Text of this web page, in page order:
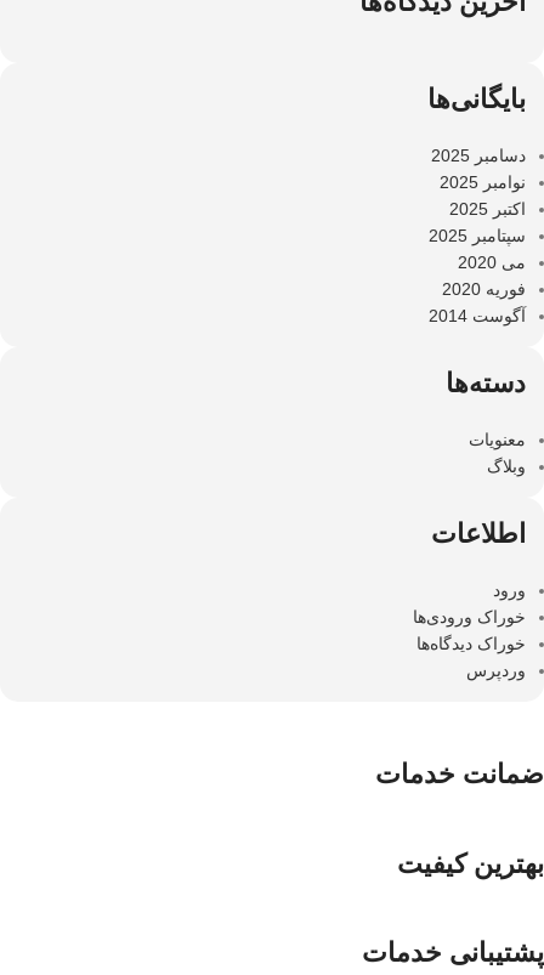
بایگانی‌ها
دسامبر 2025
نوامبر 2025
اکتبر 2025
سپتامبر 2025
می 2020
فوریه 2020
آگوست 2014
دسته‌ها
معنویات
وبلاگ
اطلاعات
ورود
خوراک ورودی‌ها
خوراک دیدگاه‌ها
وردپرس
ضمانت خدمات
بهترین کیفیت
پشتیبانی خدمات